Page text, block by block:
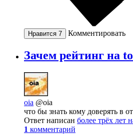
Нравится 7 Комментировать
Зачем рейтинг на
oia @oia
что бы знать кому доверять в
Ответ написан более трёх лет
1 комментарий